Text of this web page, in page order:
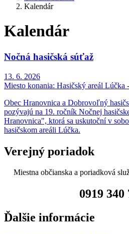
Kalendár
Kalendár
Nočná hasičská súťaž
13. 6. 2026
Miesto konania: Hasičský areál Lúčka
Obec Hranovnica a Dobrovoľný
pozývajú na 19. ročník Nočnej
Hranovnica", ktorá sa uskutoční v
hasičskom areáli Lúčka.
Verejný poriadok
Miestna občianska a poriadková
0919 340
Ďalšie informácie